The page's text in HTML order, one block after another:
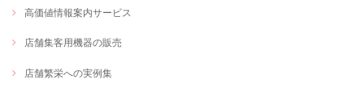
高価値情報案内サービス
店舗集客用機器の販売
店舗繁栄への実例集